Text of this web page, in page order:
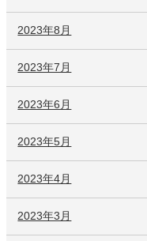
2023年8月
2023年7月
2023年6月
2023年5月
2023年4月
2023年3月